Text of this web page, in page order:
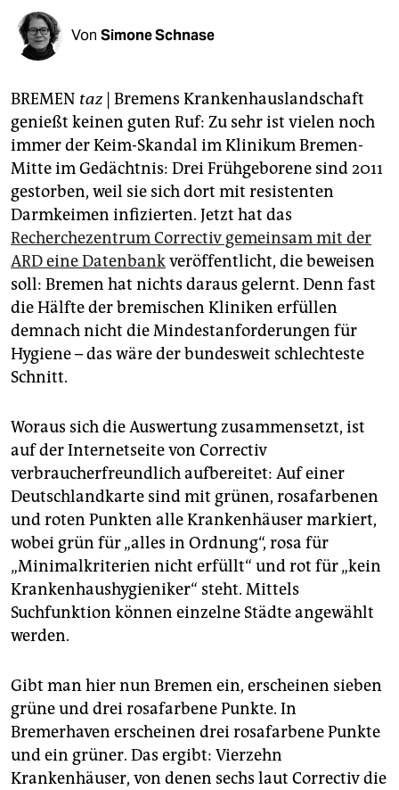
fragen & hilfe
unterstützen
genossenschaft
epaper login
Von Simone Schnase
BREMEN taz| Bremens Krankenhauslandschaft
genießt keinen guten Ruf: Zu sehr ist vielen noch
immer der Keim-Skandal im Klinikum Bremen-
Mitte im Gedächtnis: Drei Frühgeborene sind 2011
gestorben, weil sie sich dort mit resistenten
Darmkeimen infizierten. Jetzt hat das
Recherchezentrum Correctiv gemeinsam mit der
ARD eine Datenbankveröffentlicht, die beweisen
soll: Bremen hat nichts daraus gelernt. Denn fast
die Hälfte der bremischen Kliniken erfüllen
demnach nicht die Mindestanforderungen für
Hygiene – das wäre der bundesweit schlechteste
Schnitt.
Woraus sich die Auswertung zusammensetzt, ist
auf der Internetseite von Correctiv
verbraucherfreundlich aufbereitet: Auf einer
Deutschlandkarte sind mit grünen, rosafarbenen
und roten Punkten alle Krankenhäuser markiert,
wobei grün für „alles in Ordnung“, rosa für
„Minimalkriterien nicht erfüllt“ und rot für „kein
Krankenhaushygieniker“ steht. Mittels
Suchfunktion können einzelne Städte angewählt
werden.
Gibt man hier nun Bremen ein, erscheinen sieben
grüne und drei rosafarbene Punkte. In
Bremerhaven erscheinen drei rosafarbene Punkte
und ein grüner. Das ergibt: Vierzehn
Krankenhäuser, von denen sechs laut Correctiv die